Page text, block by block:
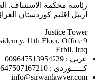
رئاسة محكمة الاستئناف. الطابق ١١،
اربيل اقليم كوردستان
Justice Tower
11th Floor, Office 9
Erbil. Iraq
عربي : 009647513954229
كـــــوردى : 009647507167210
info@sirwanlawyer.com